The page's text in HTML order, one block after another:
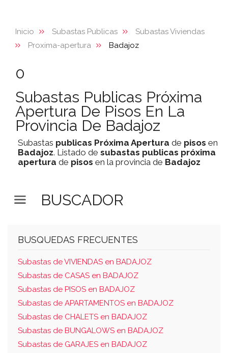
Inicio Subastas Publicas
Subastas Viviendas
Proxima-apertura
Badajoz
0
Subastas Publicas Próxima
Apertura De Pisos En La
Provincia De Badajoz
Subastas publicas Próxima Apertura de pisos en
Badajoz. Listado de subastas publicas próxima
apertura de pisos en la provincia de Badajoz
BUSCADOR
BUSQUEDAS FRECUENTES
Subastas de VIVIENDAS en BADAJOZ
Subastas de CASAS en BADAJOZ
Subastas de PISOS en BADAJOZ
Subastas de APARTAMENTOS en BADAJOZ
Subastas de CHALETS en BADAJOZ
Subastas de BUNGALOWS en BADAJOZ
Subastas de GARAJES en BADAJOZ